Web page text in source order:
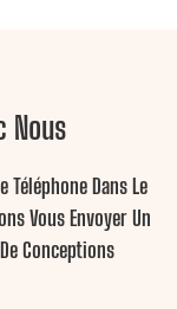
Nous
Téléphone Dans Le
Vous Envoyer Un
Conceptions